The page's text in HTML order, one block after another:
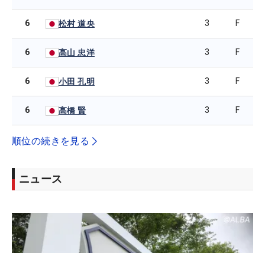
6 松村 道央 3 F
6 高山 忠洋 3 F
6 小田 孔明 3 F
6 高橋 賢 3 F
順位の続きを見る
ニュース